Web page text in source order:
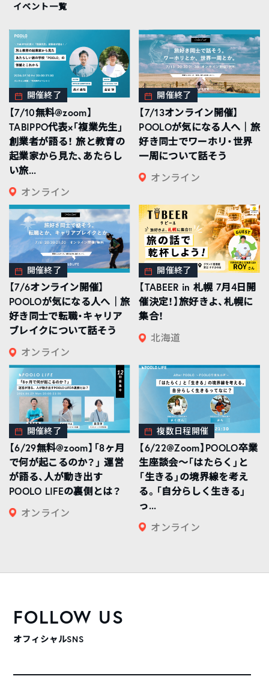
イベント一覧
開催終了
【7/10無料@zoom】
TABIPPO代表×「複業先生」
創業者が語る！ 旅と教育の
起業家から見た、あたらし
い旅...
オンライン
開催終了
【7/13オンライン開催】
POOLOが気になる人へ｜旅
好き同士でワーホリ・世界
一周について話そう
オンライン
開催終了
【7/6オンライン開催】
POOLOが気になる人へ｜旅
好き同士で転職・キャリア
ブレイクについて話そう
オンライン
開催終了
【TABEER in 札幌 7月4日開
催決定！】旅好きよ、札幌に
集合！
北海道
開催終了
【6/29無料@zoom】「8ヶ月
で何が起こるのか？」 運営
が語る、人が動き出す
POOLO LIFEの裏側とは？
オンライン
複数日程開催
【6/22@Zoom】POOLO卒業
生座談会〜「はたらく」と
「生きる」の境界線を考え
る。「自分らしく生きる」
っ...
オンライン
FOLLOW US
オフィシャルSNS